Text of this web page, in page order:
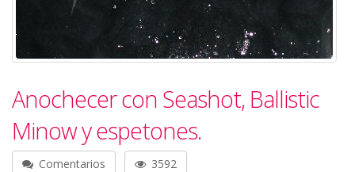
Anochecer con Seashot, Ballistic
Minow y espetones.
Comentarios 3592